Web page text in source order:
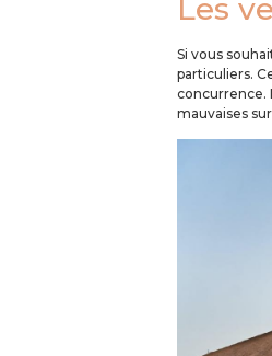
Les
Si vous
particuliers.
concurrence.
mauvaises